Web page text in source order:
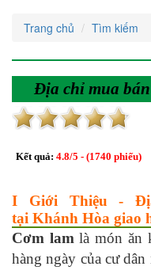
Trang chủ Tìm kiếm
Địa chỉ mua
Kết quả: 4.8/5 - (1740 phiếu)
I Giới Thiệu -
tại Khánh Hòa giao
Cơm lamlà món ăn
hàng ngày của cư